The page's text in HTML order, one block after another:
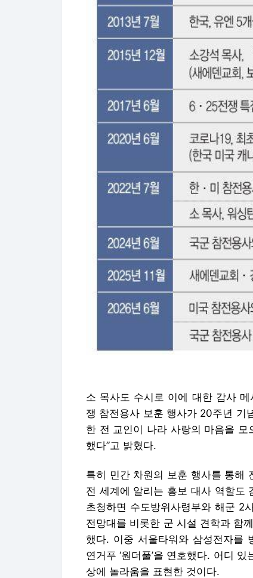
소 목사도 수시로 이에 대한 감사
쟁 참전용사 보훈 행사가 20주년 기
한 전 교인이 나라 사랑의 마음을
했다”고 밝혔다.
특히 민간 차원의 보훈 행사를 통해
전 세계에 알리는 홍보 대사 역할도
초청하면 수도방위사령부와 해군 2
전망대를 비롯한 군 시설 견학과 함
했다. 이중 서울타워와 삼성전자를
연거푸 ‘원더풀’을 연호했다. 어디
상에 놀라움을 표현한 것이다.